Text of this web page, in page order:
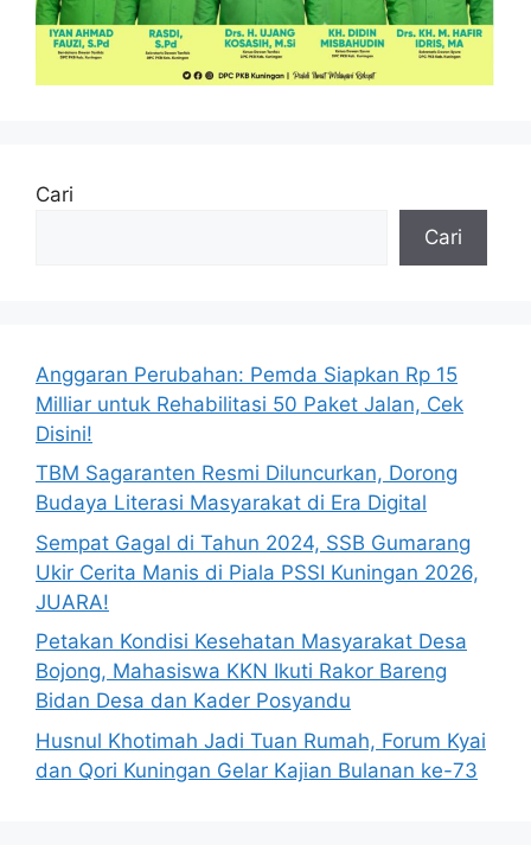
Cari
Cari
Anggaran Perubahan: Pemda Siapkan Rp 15
Milliar untuk Rehabilitasi 50 Paket Jalan, Cek
Disini!
TBM Sagaranten Resmi Diluncurkan, Dorong
Budaya Literasi Masyarakat di Era Digital
Sempat Gagal di Tahun 2024, SSB Gumarang
Ukir Cerita Manis di Piala PSSI Kuningan 2026,
JUARA!
Petakan Kondisi Kesehatan Masyarakat Desa
Bojong, Mahasiswa KKN Ikuti Rakor Bareng
Bidan Desa dan Kader Posyandu
Husnul Khotimah Jadi Tuan Rumah, Forum Kyai
dan Qori Kuningan Gelar Kajian Bulanan ke-73